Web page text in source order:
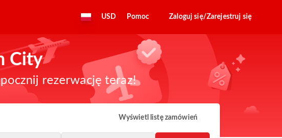
USD Pomoc Zaloguj się/Zarejestruj się
City
rezerwację teraz!
Wyświetl listę zamówień